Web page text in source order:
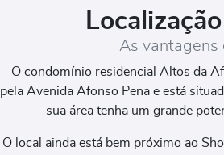
As vantagens
O condomínio residencial Altos da
pela Avenida Afonso Pena e está
sua área tenha um grande
O local ainda está bem próximo ao